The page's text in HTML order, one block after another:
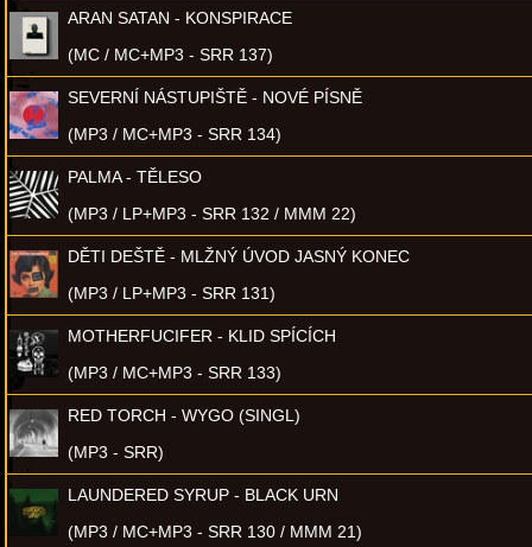
ARAN SATAN - KONSPIRACE
(MC / MC+MP3 - SRR 137)
SEVERNÍ NÁSTUPIŠTĚ - NOVÉ PÍSNĚ
(MP3 / MC+MP3 - SRR 134)
PALMA - TĚLESO
(MP3 / LP+MP3 - SRR 132 / MMM 22)
DĚTI DEŠTĚ - MLŽNÝ ÚVOD JASNÝ KONEC
(MP3 / LP+MP3 - SRR 131)
MOTHERFUCIFER - KLID SPÍCÍCH
(MP3 / MC+MP3 - SRR 133)
RED TORCH - WYGO (SINGL)
(MP3 - SRR)
LAUNDERED SYRUP - BLACK URN
(MP3 / MC+MP3 - SRR 130 / MMM 21)